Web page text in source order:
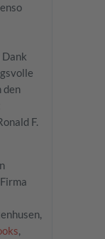
den
F.
,